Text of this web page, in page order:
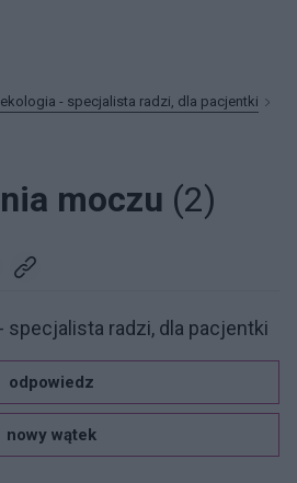
- specjalista radzi, dla pacjentki
moczu (2)
specjalista radzi, dla pacjentki
odpowiedz
nowy wątek